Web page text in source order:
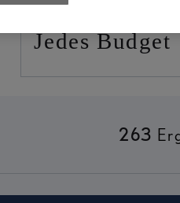
Jedes Budget
263